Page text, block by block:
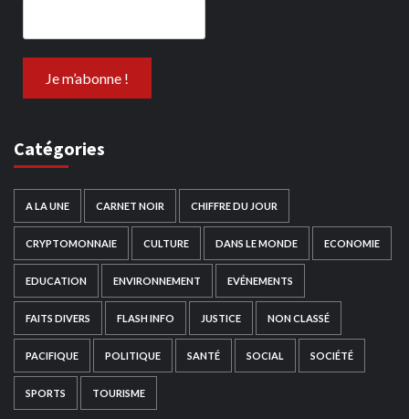
Catégories
A LA UNE CARNET NOIR CHIFFRE DU JOUR
CRYPTOMONNAIE CULTURE DANS LE MONDE ECONOMIE
EDUCATION ENVIRONNEMENT EVÉNEMENTS
FAITS DIVERS FLASH INFO JUSTICE NON CLASSÉ
PACIFIQUE POLITIQUE SANTÉ SOCIAL SOCIÉTÉ
SPORTS TOURISME